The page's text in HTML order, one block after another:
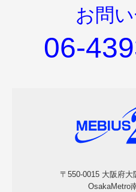
お問
06-
〒550-0015 大阪府大
OsakaMetro